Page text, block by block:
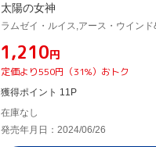
太陽の女神
¥1,210円
定価より550円（31%）おトク
獲得ポイント 11P
在庫なし
発売年月日：2024/06/26